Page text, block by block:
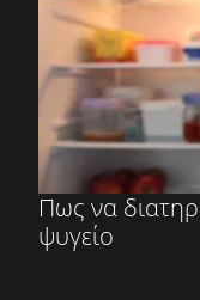
Πως να
ψυγείο